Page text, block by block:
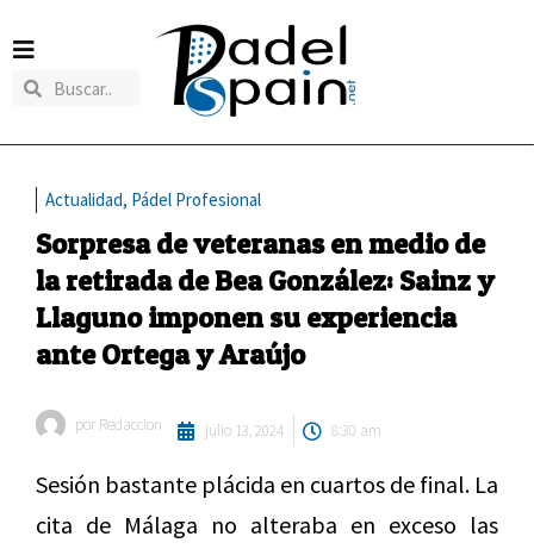
Actualidad, Pádel Profesional
Sorpresa de veteranas en medio de
la retirada de Bea González: Sainz y
Llaguno imponen su experiencia
ante Ortega y Araújo
por Redaccion julio 13, 2024 8:30 am
Sesión bastante plácida en cuartos de final. La
cita de Málaga no alteraba en exceso las